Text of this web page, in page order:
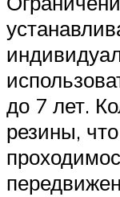
до 7 лет.
резины,